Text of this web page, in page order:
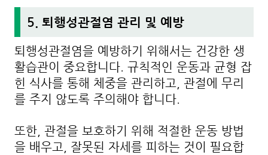
5. 퇴행성관절염 관리 및 예방
퇴행성관절염을 예방하기 위해서는 건강한 생
활습관이 중요합니다. 규칙적인 운동과 균형 잡
힌 식사를 통해 체중을 관리하고, 관절에 무리
를 주지 않도록 주의해야 합니다.
또한, 관절을 보호하기 위해 적절한 운동 방법
을 배우고, 잘못된 자세를 피하는 것이 필요합